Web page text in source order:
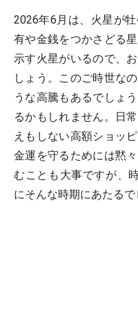
2026年6月は、火星が
有や金銭をつかさどる
示す火星がいるので、
しょう。このご時世な
うな高騰もあるでしょ
るかもしれません。日
えもしない高額ショッ
金運を守るためには黙
むことも大事ですが、
にそんな時期にあたるで